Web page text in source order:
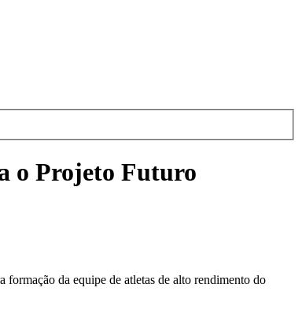
o Projeto Futuro
da equipe de atletas de alto rendimento do